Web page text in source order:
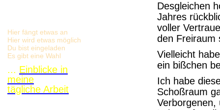
Hier fängt etwas an
Hier wird etwas möglich
Du bist eingeladen
Es gibt eine Wahl
... Einblicke in
meine
tägliche Arbeit
Desgleichen
Jahres
voller
den Freiraum
Vielleicht
ein bißchen
Ich habe
Schoßraum